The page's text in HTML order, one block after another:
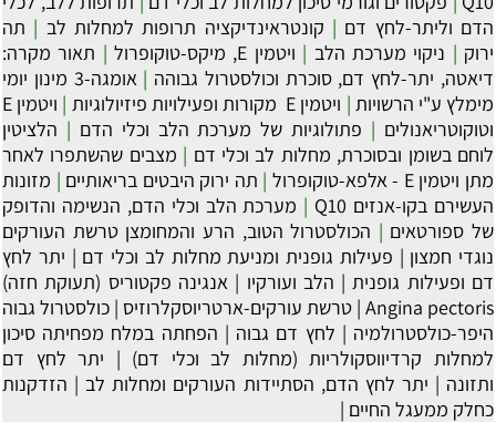
הדם וליתר-לחץ דם | קונטראינדיקציה תרופות למחלות לב | תה
ירוק | ניקוי מערכת הלב | ויטמין E, מיקס-טוקופרול | תאור מקרה:
דיאטה, יתר-לחץ דם, סוכרת וכולסטרול גבוהה |
אומגה-3 מינון יומי
מימלץ ע"י הרשויות | ‏ויטמין E מקורות ופעילויות פיזיולוגיות |
ויטמין E
וטוקוטריאנולים | פתולוגיות של מערכת הלב וכלי הדם | הלציטין
לוחם בשומן ובסוכרת, מחלות לב וכלי דם | מצבים שהשתפרו לאחר
מתן ויטמין E - אלפא-טוקופרול
| תה ירוק היבטים בריאותיים | מזונות
העשירם בקו-אנזים Q10
| מערכת הלב וכלי הדם, הנשימה והדופק
של ספורטאים | הכולסטרול הטוב, הרע והמחומצן טרשת העורקים
נוגדי חמצון | פעילות גופנית ומניעת מחלות לב וכלי דם | יתר לחץ
דם ופעילות גופנית | הלב ועורקיו | אנגינה פקטוריס (תעוקת חזה)
Angina pectoris
| טרשת עורקים-ארטריוסקלרוזיס | כולסטרול גבוה
היפר-כולסטרולמיה | לחץ דם גבוה | הפחתה במלח מפחיתה סיכון
למחלות קרדיווסקולריות (מחלות לב וכלי דם) | יתר לחץ דם
ותזונה | יתר לחץ הדם, הסתיידות העורקים ומחלות לב | הזדקנות
כחלק ממעגל החיים |